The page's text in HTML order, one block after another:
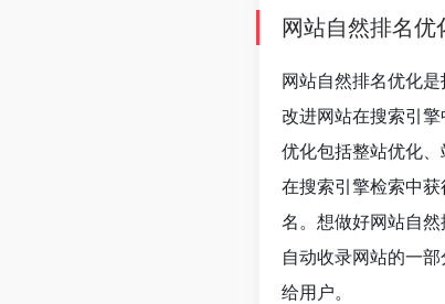
网站自然排名优
网站自然排名优化
改进网站在搜索引
优化包括整站优化
在搜索引擎检索中
名。想做好网站自
自动收录网站的一
给用户。